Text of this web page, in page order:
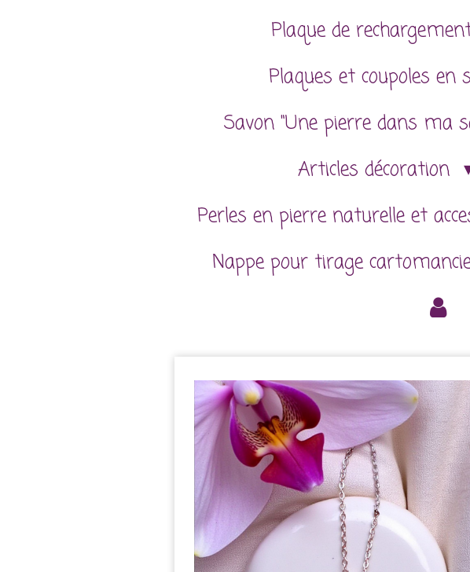
Plaque de
Plaques et coupoles en
Savon "Une pierre dans ma
Articles décoration
Perles en pierre naturelle et
Nappe pour tirage